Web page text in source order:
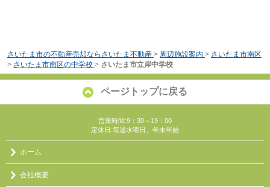
さいたま市の不動産売却ならさいたま不動産 > 周辺施設案内 > さいたま市南区
> さいたま市南区の中学校 > さいたま市立岸中学校
ページトップに戻る
営業時間:9：30～19：00
定休日:毎週水曜日、年末年始
ホーム
会社概要